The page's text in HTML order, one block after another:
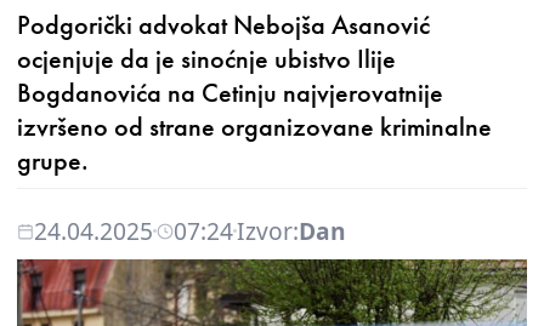
Podgorički advokat Nebojša Asanović
ocjenjuje da je sinoćnje ubistvo Ilije
Bogdanovića na Cetinju najvjerovatnije
izvršeno od strane organizovane kriminalne
grupe.
24.04.2025 07:24Izvor:Dan